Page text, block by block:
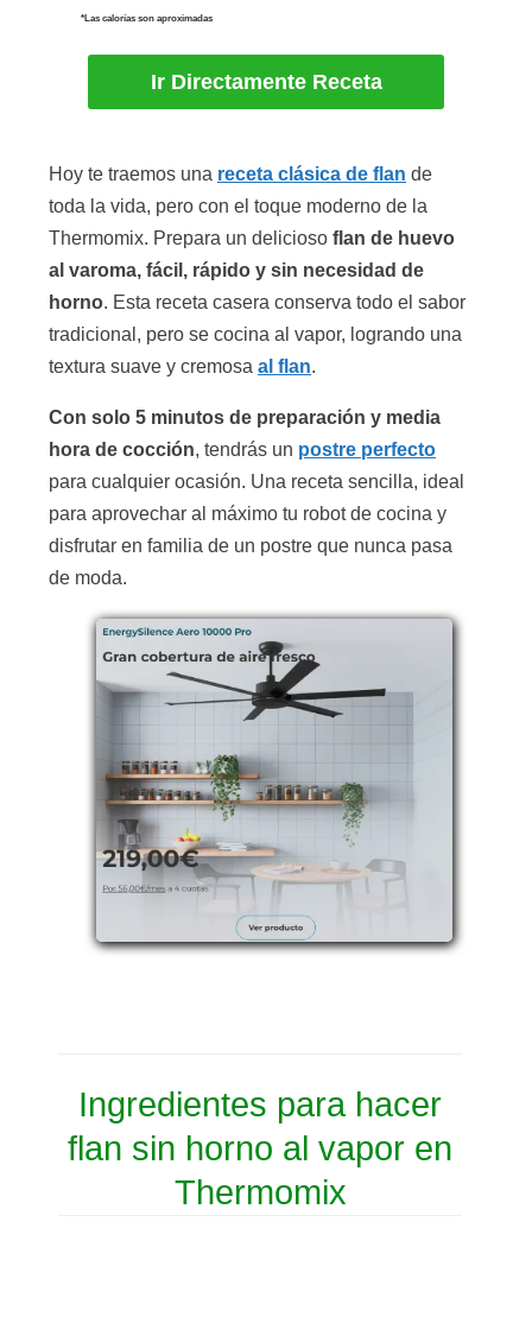
*Las calorías son aproximadas
Ir Directamente Receta
Hoy te traemos una receta clásica de flan de
toda la vida, pero con el toque moderno de la
Thermomix. Prepara un delicioso flan de huevo
al varoma, fácil, rápido y sin necesidad de
horno. Esta receta casera conserva todo el sabor
tradicional, pero se cocina al vapor, logrando una
textura suave y cremosa al flan.
Con solo 5 minutos de preparación y media
hora de cocción, tendrás un postre perfecto
para cualquier ocasión. Una receta sencilla, ideal
para aprovechar al máximo tu robot de cocina y
disfrutar en familia de un postre que nunca pasa
de moda.
Ingredientes para hacer
flan sin horno al vapor en
Thermomix